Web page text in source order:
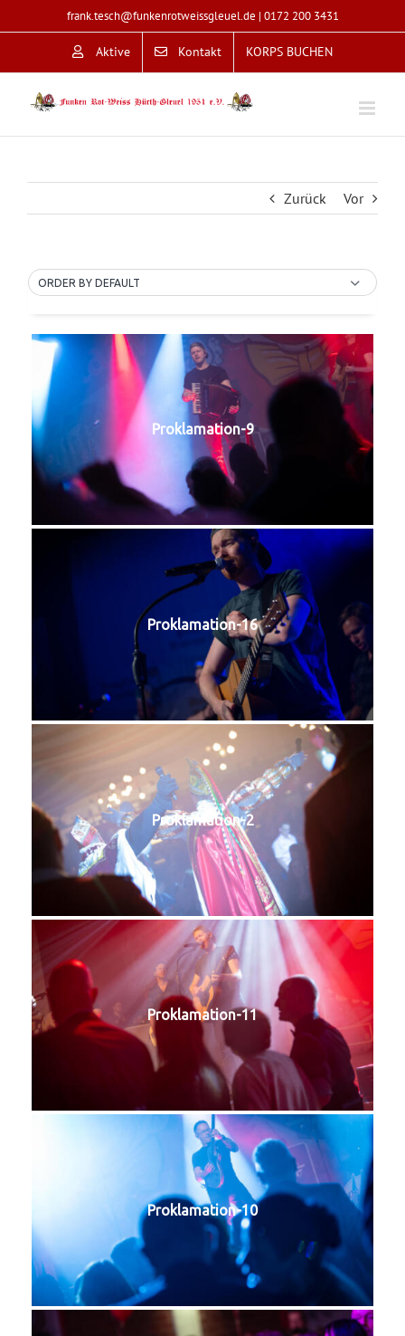
Inhalt
frank.tesch@funkenrotweissgleuel.de | 0172 200 3431
Aktive Kontakt KORPS BUCHEN
Zurück Vor
ORDER BY DEFAULT
Proklamation-9
Proklamation-16
Proklamation-2
Proklamation-11
Proklamation-10